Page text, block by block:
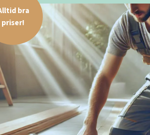
bra
priser!